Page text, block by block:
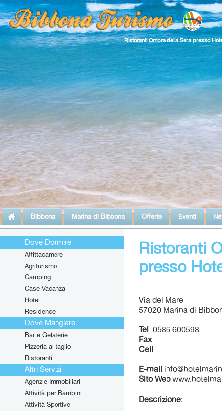
Ristoranti Ombra della Sera presso
Bibbona Marina di Bibbona Offerte Eventi
Dove Dormire
Affittacamere
Agriturismo
Camping
Case Vacanza
Hotel
Residence
Dove Mangiare
Bar e Gelaterie
Pizzeria al taglio
Ristoranti
Altri Servizi
Agenzie Immobiliari
Attività per Bambini
Attività Sportive
Ristoranti
presso
Via del Mare
57020 Marina di
Tel. 0586.600598
Fax.
Cell.
E-mail
Sito Web
Descrizione: